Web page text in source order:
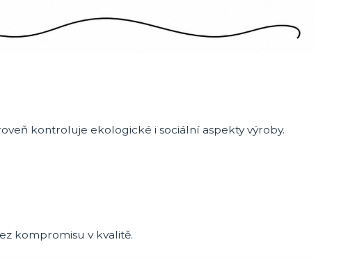
kontroluje ekologické i sociální aspekty výroby.
kompromisu v kvalitě.